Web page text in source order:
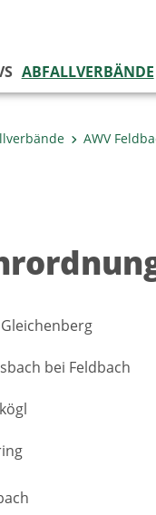
ABFALLVERBÄNDE
AWV
bei Feldbach